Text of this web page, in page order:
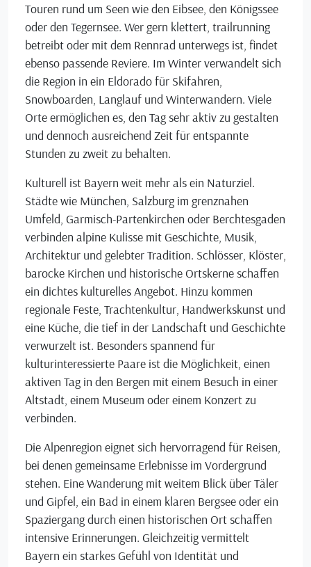
Touren rund um Seen wie den Eibsee, den Königssee
oder den Tegernsee. Wer gern klettert, trailrunning
betreibt oder mit dem Rennrad unterwegs ist, findet
ebenso passende Reviere. Im Winter verwandelt sich
die Region in ein Eldorado für Skifahren,
Snowboarden, Langlauf und Winterwandern. Viele
Orte ermöglichen es, den Tag sehr aktiv zu gestalten
und dennoch ausreichend Zeit für entspannte
Stunden zu zweit zu behalten.
Kulturell ist Bayern weit mehr als ein Naturziel.
Städte wie München, Salzburg im grenznahen
Umfeld, Garmisch-Partenkirchen oder Berchtesgaden
verbinden alpine Kulisse mit Geschichte, Musik,
Architektur und gelebter Tradition. Schlösser, Klöster,
barocke Kirchen und historische Ortskerne schaffen
ein dichtes kulturelles Angebot. Hinzu kommen
regionale Feste, Trachtenkultur, Handwerkskunst und
eine Küche, die tief in der Landschaft und Geschichte
verwurzelt ist. Besonders spannend für
kulturinteressierte Paare ist die Möglichkeit, einen
aktiven Tag in den Bergen mit einem Besuch in einer
Altstadt, einem Museum oder einem Konzert zu
verbinden.
Die Alpenregion eignet sich hervorragend für Reisen,
bei denen gemeinsame Erlebnisse im Vordergrund
stehen. Eine Wanderung mit weitem Blick über Täler
und Gipfel, ein Bad in einem klaren Bergsee oder ein
Spaziergang durch einen historischen Ort schaffen
intensive Erinnerungen. Gleichzeitig vermittelt
Bayern ein starkes Gefühl von Identität und